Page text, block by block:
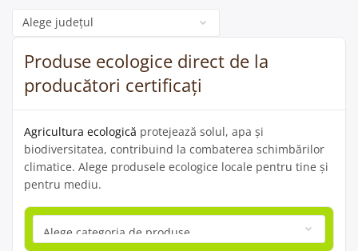
Categorie
Produse ecologice direct de la
producători certificați
Agricultura ecologică protejează solul, apa și
biodiversitatea, contribuind la combaterea schimbărilor
climatice. Alege produsele ecologice locale pentru tine și
pentru mediu.